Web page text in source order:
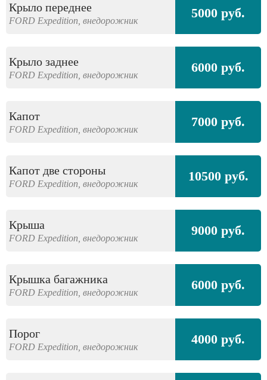
Крыло переднее
FORD Expedition, внедорожник 5000 руб.
Крыло заднее
FORD Expedition, внедорожник 6000 руб.
Капот
FORD Expedition, внедорожник 7000 руб.
Капот две стороны
FORD Expedition, внедорожник 10500 руб.
Крыша
FORD Expedition, внедорожник 9000 руб.
Крышка багажника
FORD Expedition, внедорожник 6000 руб.
Порог
FORD Expedition, внедорожник 4000 руб.